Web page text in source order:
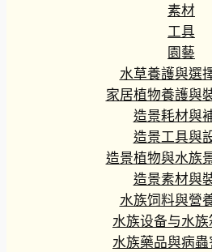
素材
工具
園藝
水草養護與選
家居植物養護與
造景耗材與
造景工具與
造景植物與水族
造景素材與
水族饲料與營
水族设备与水族
水族藥品與病蟲